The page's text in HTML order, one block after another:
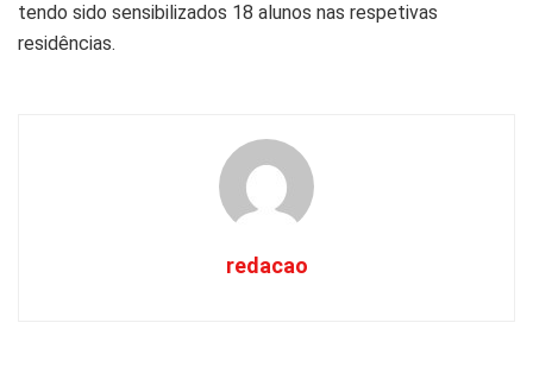
tendo sido sensibilizados 18 alunos nas respetivas
residências.
redacao